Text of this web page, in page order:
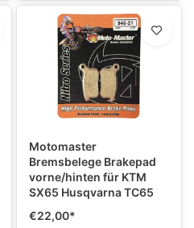
Motomaster
Bremsbelege Brakepad
vorne/hinten für KTM
SX65 Husqvarna TC65
€22,00*